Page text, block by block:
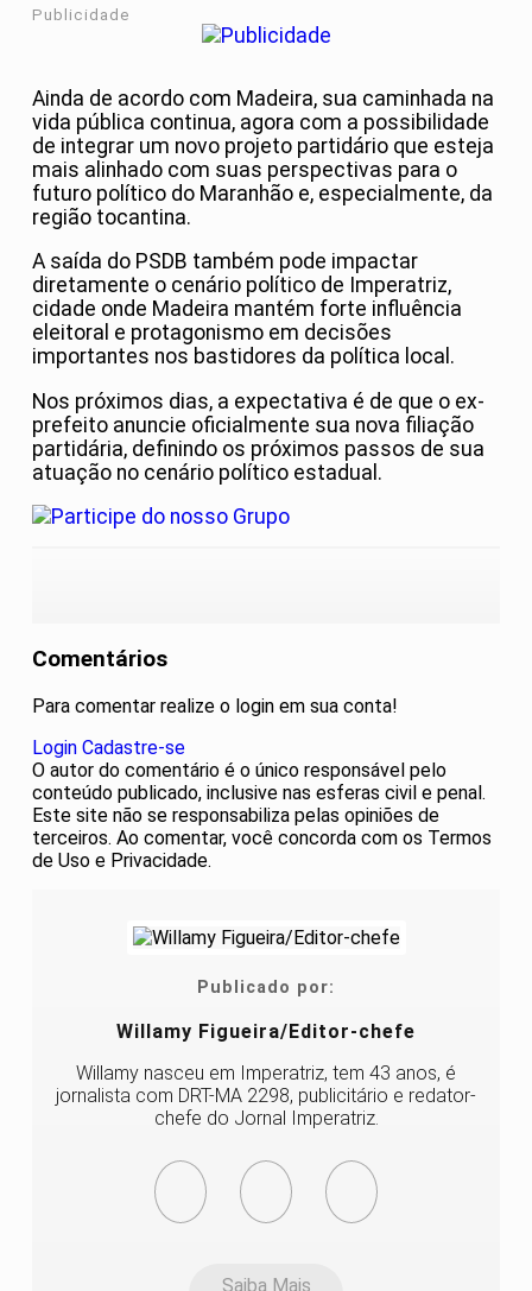
Publicidade
Ainda de acordo com Madeira, sua caminhada na
vida pública continua, agora com a possibilidade
de integrar um novo projeto partidário que esteja
mais alinhado com suas perspectivas para o
futuro político do Maranhão e, especialmente, da
região tocantina.
A saída do PSDB também pode impactar
diretamente o cenário político de Imperatriz,
cidade onde Madeira mantém forte influência
eleitoral e protagonismo em decisões
importantes nos bastidores da política local.
Nos próximos dias, a expectativa é de que o ex-
prefeito anuncie oficialmente sua nova filiação
partidária, definindo os próximos passos de sua
atuação no cenário político estadual.
Comentários
Para comentar realize o login em sua conta!
Login Cadastre-se
O autor do comentário é o único responsável pelo
conteúdo publicado, inclusive nas esferas civil e penal.
Este site não se responsabiliza pelas opiniões de
terceiros. Ao comentar, você concorda com os Termos
de Uso e Privacidade.
Publicado por:
Willamy Figueira/Editor-chefe
Willamy nasceu em Imperatriz, tem 43 anos, é
jornalista com DRT-MA 2298, publicitário e redator-
chefe do Jornal Imperatriz.
Saiba Mais